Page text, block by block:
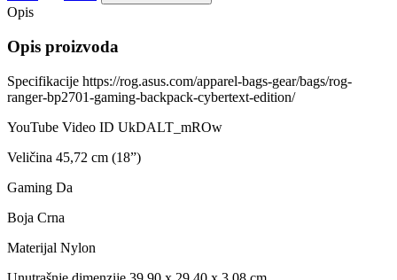
Opis
Opis proizvoda
Specifikacije https://rog.asus.com/apparel-bags-gear/bags/rog-
ranger-bp2701-gaming-backpack-cybertext-edition/
YouTube Video ID UkDALT_mROw
Veličina 45,72 cm (18”)
Gaming Da
Boja Crna
Materijal Nylon